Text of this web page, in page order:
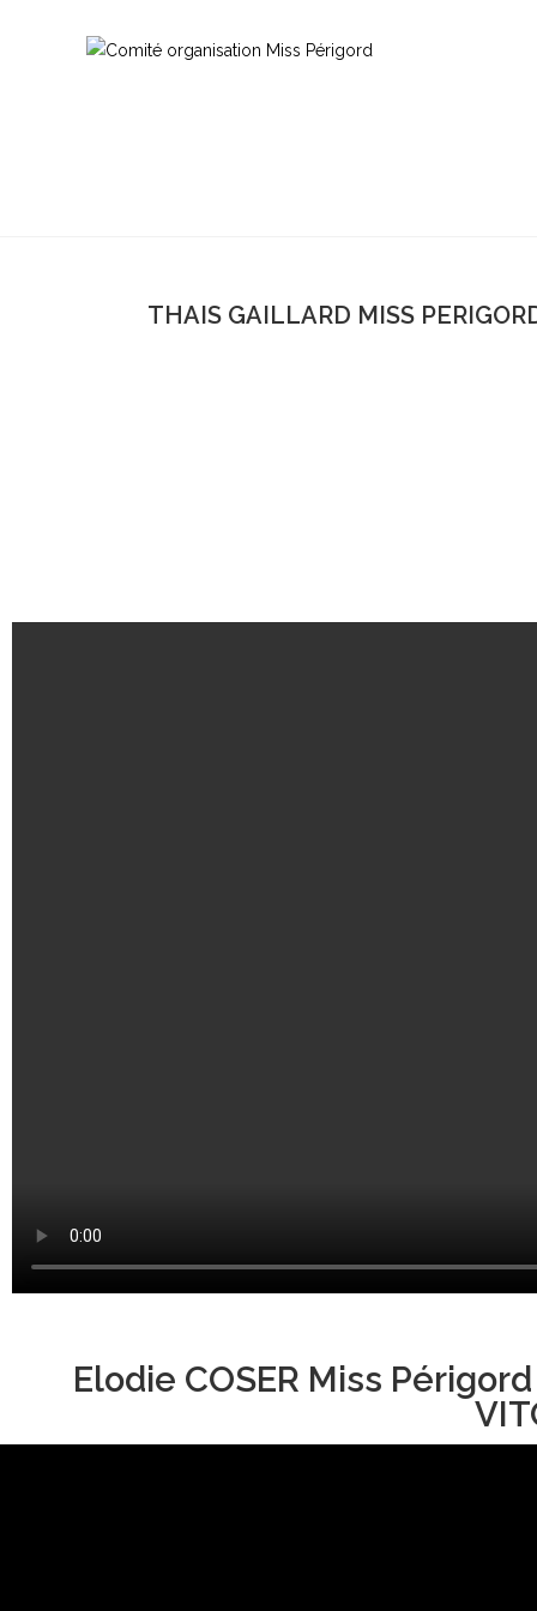
THAIS GAILLARD MISS
Elodie COSER Miss